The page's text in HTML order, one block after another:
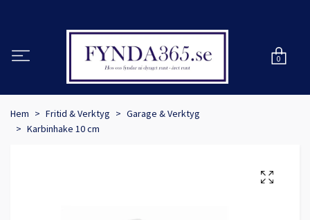
0
Hem Fritid & Verktyg
Garage & Verktyg
Karbinhake 10 cm